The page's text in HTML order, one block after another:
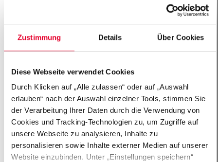
Zustimmung Details Über Cookies
Diese Webseite verwendet Cookies
Durch Klicken auf „Alle zulassen“ oder auf „Auswahl
erlauben“ nach der Auswahl einzelner Tools, stimmen Sie
der Verarbeitung Ihrer Daten durch die Verwendung von
Cookies und Tracking-Technologien zu, um Zugriffe auf
unsere Webseite zu analysieren, Inhalte zu
personalisieren sowie Inhalte externer Medien auf unserer
Website einzubinden. Unter „Einstellungen speichern“
Hertie-Kommission Demokratie & Bildung Defizite und
Potenziale der aktuellen Demokratiebildung in Schulen
Ansätze bewähren sich im In- und Ausland in der
mehr Unterstützung? Wie lassen sich Kinder und
soll die Politik dabei spielen?
Die Kommission ist überzeugt, dass ein leicht
zugänglicher Projektpool die Praxis der
Demokratiebildung in Schulen erheblich erleichtert.
Deshalb hat das Projektteam der Hertie-Stiftung über